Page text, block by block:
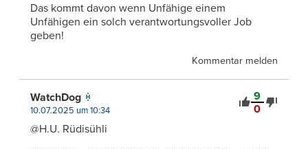
Das kommt davon wenn Unfähige einem
Unfähigen ein solch verantwortungsvoller Job
geben!
Kommentar melden
9
0
WatchDog
10.07.2025 um 10:34
@H.U. Rüdisühli